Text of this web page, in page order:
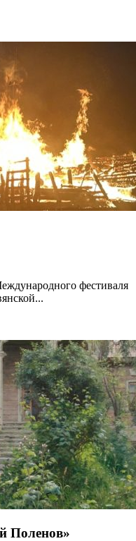
фестиваля
Поленов»